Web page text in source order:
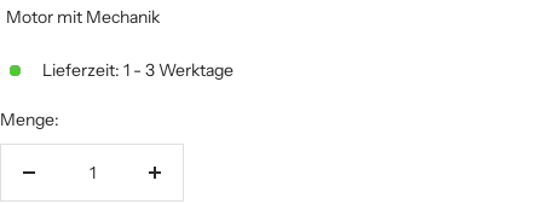
Motor mit Mechanik
Lieferzeit: 1 - 3 Werktage
Menge:
Menge